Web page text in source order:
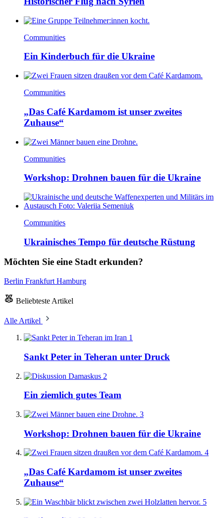
Communities
Ein Kinderbuch für die Ukraine
Communities
„Das Café Kardamom ist unser zweites
Zuhause“
Communities
Workshop: Drohnen bauen für die Ukraine
Communities
Ukrainisches Tempo für deutsche Rüstung
Möchten Sie eine Stadt erkunden?
Berlin Frankfurt Hamburg
Beliebteste Artikel
Alle Artikel
1
Sankt Peter in Teheran unter Druck
2
Ein ziemlich gutes Team
3
Workshop: Drohnen bauen für die Ukraine
4
„Das Café Kardamom ist unser zweites
Zuhause“
5